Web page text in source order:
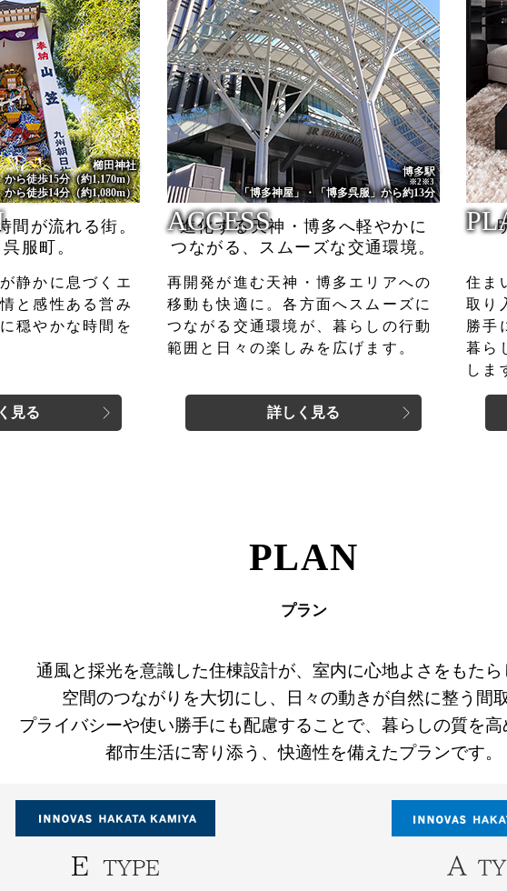
櫛田神社
ら徒歩15分（約1,170m）
ら徒歩14分（約1,080m）
間が流れる街。
服町。
静かに息づくエ
と感性ある営み
穏やかな時間を
見る
博多駅
「博多神屋」・「博多呉服」から約13分
※2※3
ACCESS
進化する天神・博多へ軽やかに
つながる、スムーズな交通環境。
再開発が進む天神・博多エリアへの
移動も快適に。各方面へスムーズに
つながる交通環境が、暮らしの行動
範囲と日々の楽しみを広げます。
詳しく見る
住ま
取り
勝手
暮ら
しま
PLAN
プラン
通風と採光を意識した住棟設計が、室内に心地よさをもたら
空間のつながりを大切にし、日々の動きが自然に整う間
プライバシーや使い勝手にも配慮することで、暮らしの質を
都市生活に寄り添う、快適性を備えたプランです。